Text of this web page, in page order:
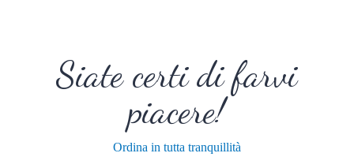
Siate certi di farvi
piacere!
Ordina in tutta tranquillità